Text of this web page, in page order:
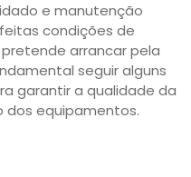
e manutenção
condições de
arrancar pela
seguir alguns
garantir a qualidade da
equipamentos.